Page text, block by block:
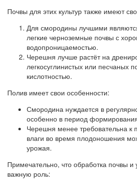
Почвы для этих культур также имеют
Для смородины лучшими
легкие черноземные почвы с
водопроницаемостью.
Черешня лучше растёт на
легкосуглинистых или песчаных
кислотностью.
Полив имеет свои особенности:
Смородина нуждается в
особенно в период
Черешня менее требовательна к
влаги во время плодоношения
урожая.
Примечательно, что обработка почвы и
важную роль: